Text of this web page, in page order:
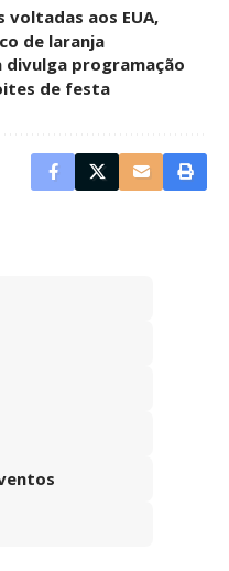
voltadas aos EUA,
de laranja
divulga programação
de festa